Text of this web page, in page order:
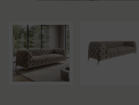
dni
Nowości
Kolekcje
mebli